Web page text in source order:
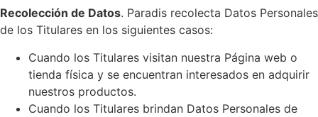
Recolección de Datos. Paradis recolecta Datos Personales
de los Titulares en los siguientes casos:
Cuando los Titulares visitan nuestra Página web o
tienda física y se encuentran interesados en adquirir
nuestros productos.
Cuando los Titulares brindan Datos Personales de